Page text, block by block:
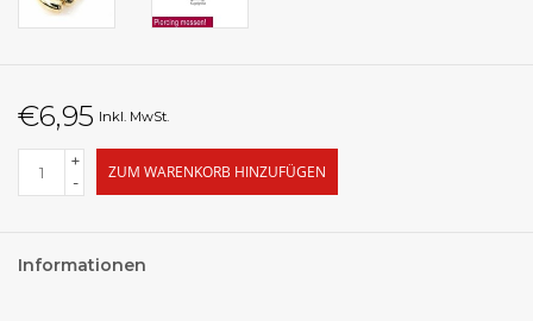
€6,95 Inkl. MwSt.
+
-
ZUM WARENKORB HINZUFÜGEN
Informationen